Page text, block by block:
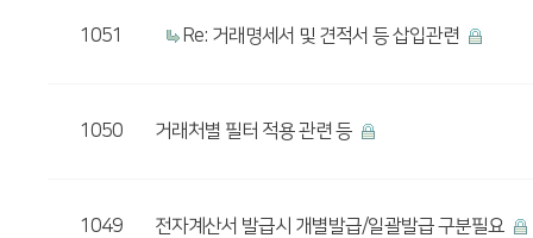
1051 Re: 거래명세서 및 견적서 등 삽입관련
1050 거래처별 필터 적용 관련 등
1049 전자계산서 발급시 개별발급/일괄발급 구분필요